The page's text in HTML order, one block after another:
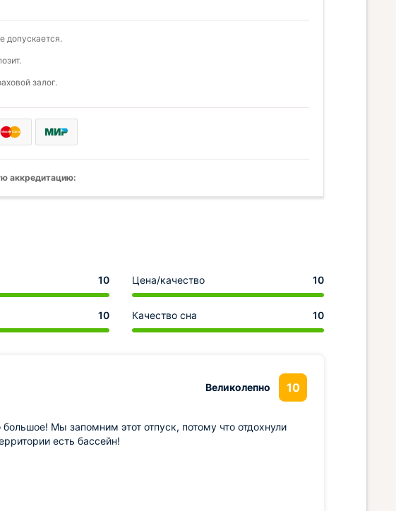
допускается.
залог.
аккредитацию:
10 Цена/качество 10
10 Качество сна 10
Великолепно 10
Мы запомним этот отпуск, потому что отдохнули
есть бассейн!